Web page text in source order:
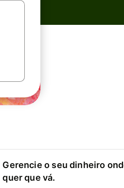
Gerencie o seu dinheiro
quer que vá.